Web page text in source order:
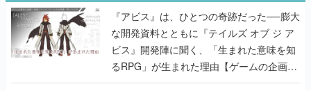
『アビス』は、ひとつの奇跡だった──膨大
な開発資料とともに『テイルズ オブ ジ ア
ビス』開発陣に聞く、「生まれた意味を知
るRPG」が生まれた理由【ゲームの企画
書】